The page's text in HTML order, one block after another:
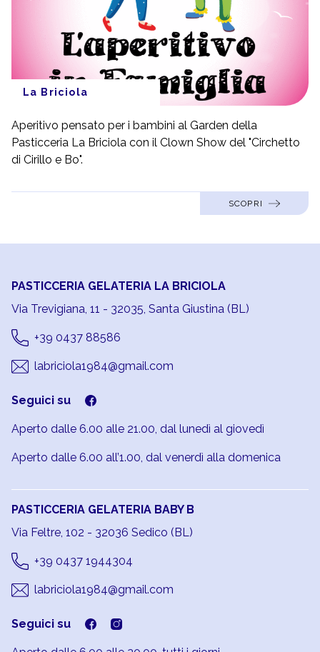
La Briciola
Aperitivo pensato per i bambini al Garden della
Pasticceria La Briciola con il Clown Show del "Circhetto
di Cirillo e Bo".
SCOPRI
PASTICCERIA GELATERIA LA BRICIOLA
Via Trevigiana, 11 - 32035, Santa Giustina (BL)
+39 0437 88586
labriciola1984@gmail.com
Seguici su
Aperto dalle 6.00 alle 21.00, dal lunedì al giovedì
Aperto dalle 6.00 all’1.00, dal venerdì alla domenica
PASTICCERIA GELATERIA BABY B
Via Feltre, 102 - 32036 Sedico (BL)
+39 0437 1944304
labriciola1984@gmail.com
Seguici su